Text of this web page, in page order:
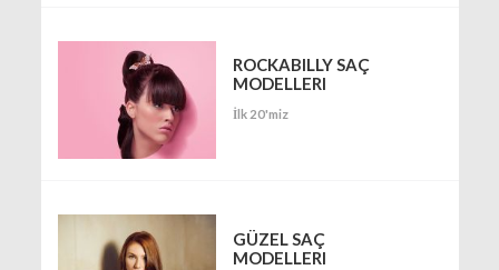
ROCKABILLY SAÇ
MODELLERI
İlk 20'miz
GÜZEL SAÇ
MODELLERI